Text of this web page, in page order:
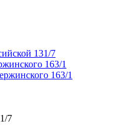
131/7
163/1
163/1
7